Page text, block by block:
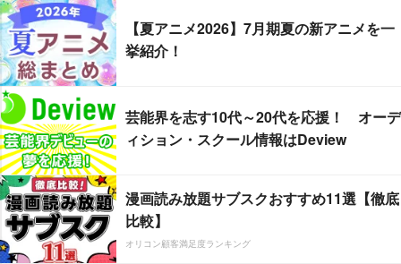
【夏アニメ2026】7月期夏の新アニメを一
挙紹介！
芸能界を志す10代～20代を応援！ オーデ
ィション・スクール情報はDeview
漫画読み放題サブスクおすすめ11選【徹底
比較】
オリコン顧客満足度ランキング